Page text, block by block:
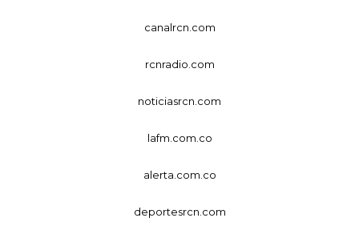
canalrcn.com
rcnradio.com
noticiasrcn.com
lafm.com.co
alerta.com.co
deportesrcn.com